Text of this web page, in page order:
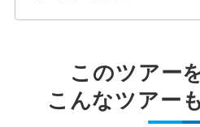
このツアー
こんなツアー